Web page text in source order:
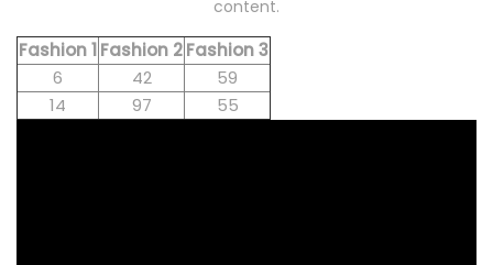
content.
Fashion 1Fashion 2Fashion 3
6
42
59
14
97 55